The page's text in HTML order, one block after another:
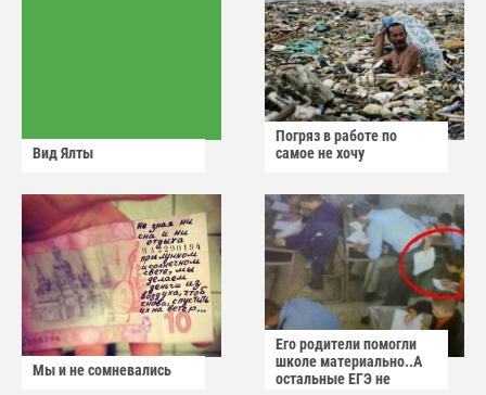
Вид Ялты
Погряз в работе по
самое не хочу
Мы и не сомневались
Его родители помогли
школе материально..А
остальные ЕГЭ не